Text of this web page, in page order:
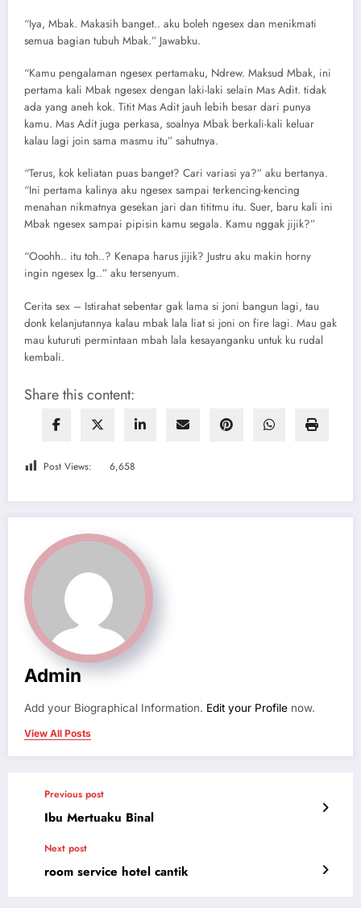
“Iya, Mbak. Makasih banget.. aku boleh ngesex dan menikmati
semua bagian tubuh Mbak.” Jawabku.
“Kamu pengalaman ngesex pertamaku, Ndrew. Maksud Mbak, ini
pertama kali Mbak ngesex dengan laki-laki selain Mas Adit. tidak
ada yang aneh kok. Titit Mas Adit jauh lebih besar dari punya
kamu. Mas Adit juga perkasa, soalnya Mbak berkali-kali keluar
kalau lagi join sama masmu itu” sahutnya.
“Terus, kok keliatan puas banget? Cari variasi ya?” aku bertanya.
“Ini pertama kalinya aku ngesex sampai terkencing-kencing
menahan nikmatnya gesekan jari dan tititmu itu. Suer, baru kali ini
Mbak ngesex sampai pipisin kamu segala. Kamu nggak jijik?”
“Ooohh.. itu toh..? Kenapa harus jijik? Justru aku makin horny
ingin ngesex lg..” aku tersenyum.
Cerita sex – Istirahat sebentar gak lama si joni bangun lagi, tau
donk kelanjutannya kalau mbak lala liat si joni on fire lagi. Mau gak
mau kuturuti permintaan mbah lala kesayanganku untuk ku rudal
kembali.
Share this content:
Post Views: 6,658
Admin
Add your Biographical Information. Edit your Profile now.
View All Posts
Previous post
Ibu Mertuaku Binal
Next post
room service hotel cantik